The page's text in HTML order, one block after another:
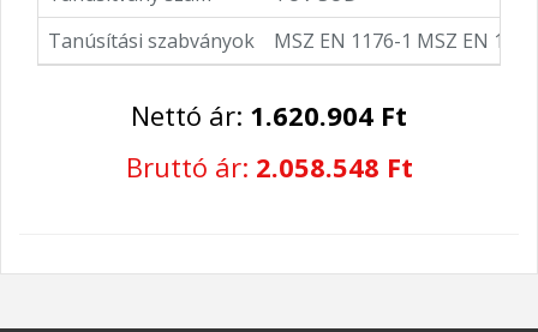
Tanúsítási szabványok
MSZ EN 1176-1 MSZ EN
Nettó ár: 1.620.904 Ft
Bruttó ár: 2.058.548 Ft